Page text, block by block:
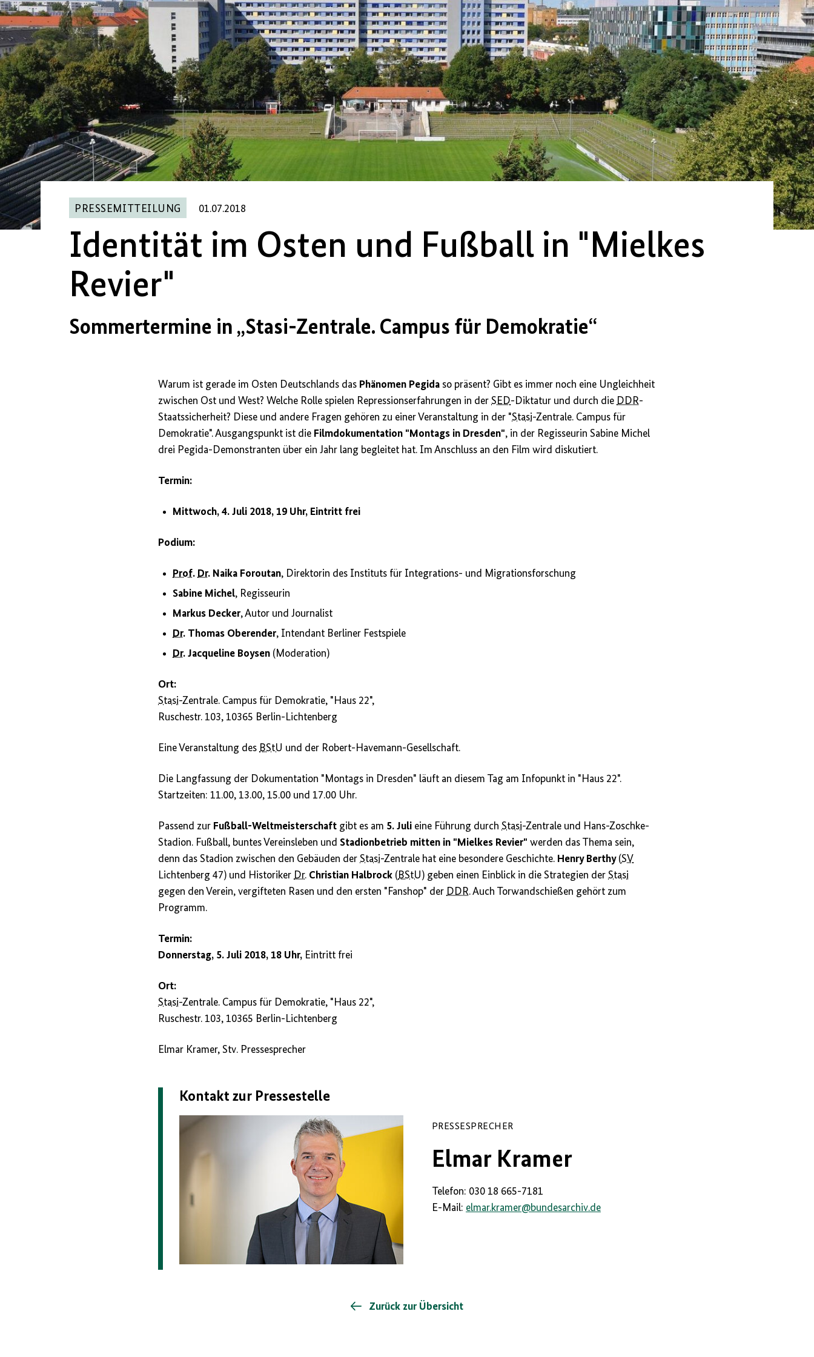
PRESSEMITTEILUNG 01.07.2018
Identität im Osten und Fußball in "Mielkes
Revier"
Sommertermine in „Stasi-Zentrale. Campus für Demokratie“
Warum ist gerade im Osten Deutschlands das Phänomen Pegida so präsent? Gibt es immer noch eine Ungleichheit
zwischen Ost und West? Welche Rolle spielen Repressionserfahrungen in derSED-Diktatur und durch die DDR-
Staatssicherheit? Diese und andere Fragen gehören zu einer Veranstaltung in der "Stasi-Zentrale. Campus für
Demokratie". Ausgangspunkt ist die Filmdokumentation "Montags in Dresden", in der Regisseurin Sabine Michel
drei Pegida-Demonstranten über ein Jahr lang begleitet hat. Im Anschluss an den Film wird diskutiert.
Termin:
Mittwoch, 4. Juli 2018, 19 Uhr, Eintritt frei
Podium:
Prof. Dr. Naika Foroutan, Direktorin des Instituts für Integrations- und Migrationsforschung
Sabine Michel, Regisseurin
Markus Decker, Autor und Journalist
Dr. Thomas Oberender, Intendant Berliner Festspiele
Dr. Jacqueline Boysen (Moderation)
Ort:
Stasi-Zentrale. Campus für Demokratie, "Haus 22",
Ruschestr. 103, 10365 Berlin-Lichtenberg
Eine Veranstaltung des BStU und der Robert-Havemann-Gesellschaft.
Die Langfassung der Dokumentation "Montags in Dresden" läuft an diesem Tag am Infopunkt in "Haus 22".
Startzeiten: 11.00, 13.00, 15.00 und 17.00 Uhr.
Passend zur Fußball-Weltmeisterschaft gibt es am 5. Juli eine Führung durchStasi-Zentrale und Hans-Zoschke-
Stadion. Fußball, buntes Vereinsleben und Stadionbetrieb mitten in "Mielkes Revier" werden das Thema sein,
denn das Stadion zwischen den Gebäuden derStasi-Zentrale hat eine besondere Geschichte. Henry Berthy(SV
Lichtenberg 47) und Historiker Dr. Christian Halbrock ( BStU ) geben einen Einblick in die Strategien derStasi
gegen den Verein, vergifteten Rasen und den ersten "Fanshop" der DDR. Auch Torwandschießen gehört zum
Programm.
Termin:
Donnerstag, 5. Juli 2018, 18 Uhr, Eintritt frei
Ort:
Stasi-Zentrale. Campus für Demokratie, "Haus 22",
Ruschestr. 103, 10365 Berlin-Lichtenberg
Elmar Kramer, Stv. Pressesprecher
Kontakt zur Pressestelle
PRESSESPRECHER
Elmar Kramer
Telefon: 030 18 665-7181
E-Mail: elmar.kramer@bundesarchiv.de
Zurück zur Übersicht